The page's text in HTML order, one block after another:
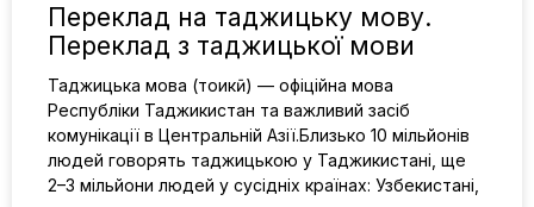
Переклад на таджицьку мову.
Переклад з таджицької мови
Таджицька мова (тоҷикӣ) — офіційна мова
Республіки Таджикистан та важливий засіб
комунікації в Центральній Азії.Близько 10 мільйонів
людей говорять таджицькою у Таджикистані, ще
2–3 мільйони людей у сусідніх країнах: Узбекистані,